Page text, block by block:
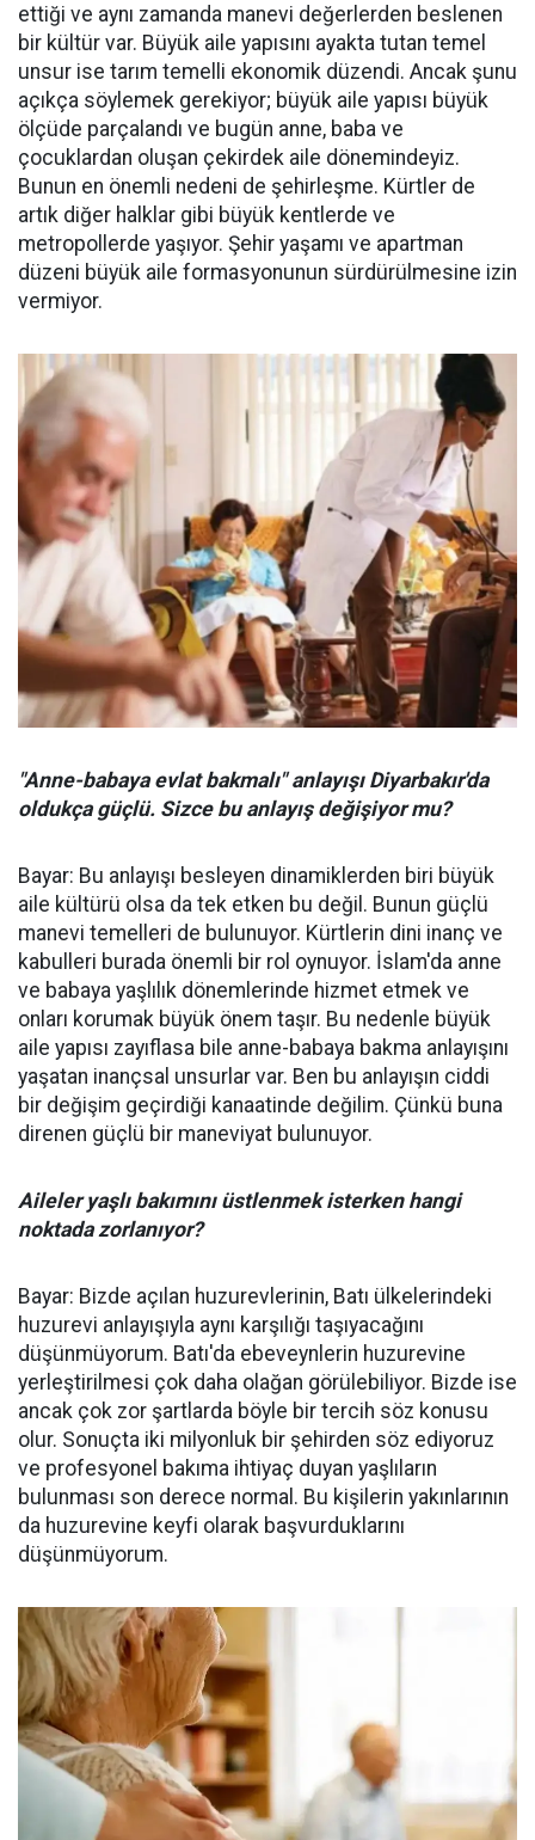
ettiği ve aynı zamanda manevi değerlerden beslenen
bir kültür var. Büyük aile yapısını ayakta tutan temel
unsur ise tarım temelli ekonomik düzendi. Ancak şunu
açıkça söylemek gerekiyor; büyük aile yapısı büyük
ölçüde parçalandı ve bugün anne, baba ve
çocuklardan oluşan çekirdek aile dönemindeyiz.
Bunun en önemli nedeni de şehirleşme. Kürtler de
artık diğer halklar gibi büyük kentlerde ve
metropollerde yaşıyor. Şehir yaşamı ve apartman
düzeni büyük aile formasyonunun sürdürülmesine izin
vermiyor.
"Anne-babaya evlat bakmalı" anlayışı Diyarbakır'da
oldukça güçlü. Sizce bu anlayış değişiyor mu?
Bayar: Bu anlayışı besleyen dinamiklerden biri büyük
aile kültürü olsa da tek etken bu değil. Bunun güçlü
manevi temelleri de bulunuyor. Kürtlerin dini inanç ve
kabulleri burada önemli bir rol oynuyor. İslam'da anne
ve babaya yaşlılık dönemlerinde hizmet etmek ve
onları korumak büyük önem taşır. Bu nedenle büyük
aile yapısı zayıflasa bile anne-babaya bakma anlayışını
yaşatan inançsal unsurlar var. Ben bu anlayışın ciddi
bir değişim geçirdiği kanaatinde değilim. Çünkü buna
direnen güçlü bir maneviyat bulunuyor.
Aileler yaşlı bakımını üstlenmek isterken hangi
noktada zorlanıyor?
Bayar: Bizde açılan huzurevlerinin, Batı ülkelerindeki
huzurevi anlayışıyla aynı karşılığı taşıyacağını
düşünmüyorum. Batı'da ebeveynlerin huzurevine
yerleştirilmesi çok daha olağan görülebiliyor. Bizde ise
ancak çok zor şartlarda böyle bir tercih söz konusu
olur. Sonuçta iki milyonluk bir şehirden söz ediyoruz
ve profesyonel bakıma ihtiyaç duyan yaşlıların
bulunması son derece normal. Bu kişilerin yakınlarının
da huzurevine keyfi olarak başvurduklarını
düşünmüyorum.